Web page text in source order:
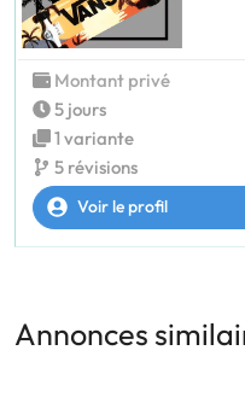
Montant privé
5 jours
1 variante
5 révisions
Voir le profil
Annonces